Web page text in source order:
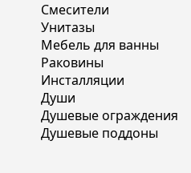
Смесители
Унитазы
Мебель для ванны
Раковины
Инсталляции
Души
Душевые ограждения
Душевые поддоны